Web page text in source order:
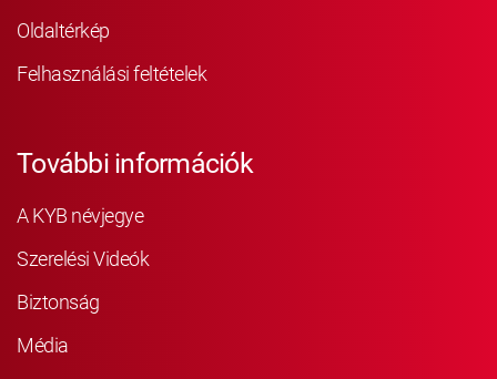
Oldaltérkép
Felhasználási feltételek
További információk
A KYB névjegye
Szerelési Videók
Biztonság
Média